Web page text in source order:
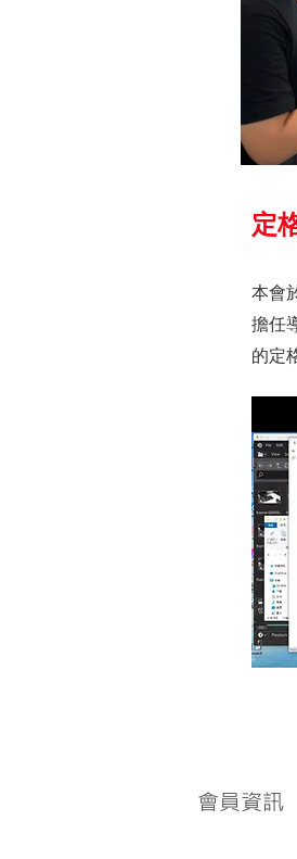
定
本會
擔任
的定
會員資訊